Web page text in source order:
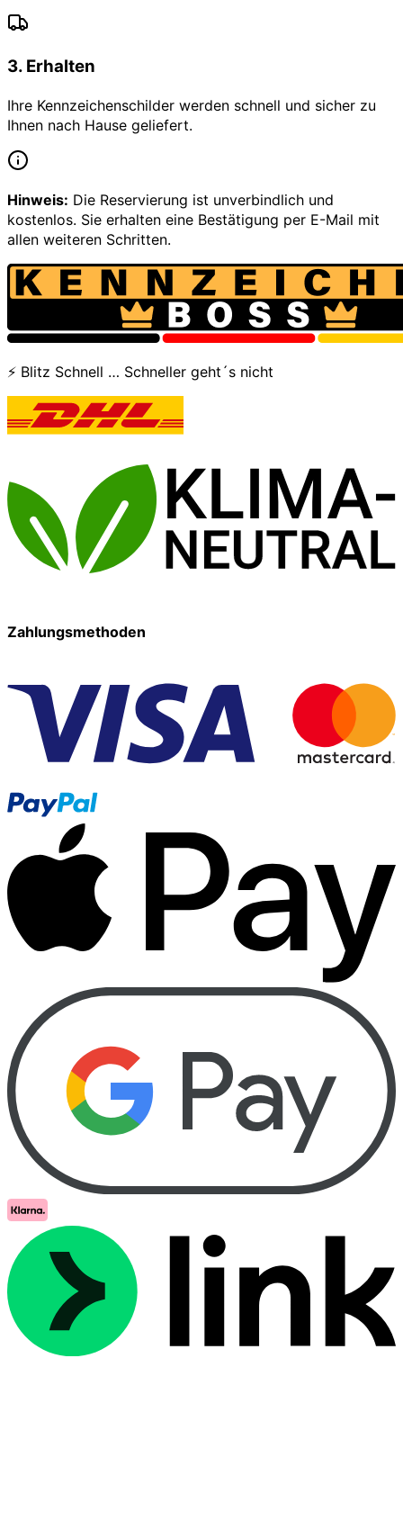
3. Erhalten
Ihre Kennzeichenschilder werden schnell und sicher zu
Ihnen nach Hause geliefert.
Hinweis: Die Reservierung ist unverbindlich und
kostenlos. Sie erhalten eine Bestätigung per E-Mail mit
allen weiteren Schritten.
⚡ Blitz Schnell … Schneller geht´s nicht
Zahlungsmethoden